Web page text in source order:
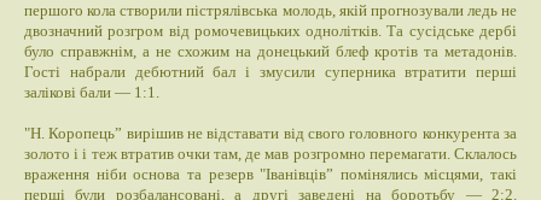
першого кола створили пістрялівська молодь, якій прогнозували ледь не
двозначний розгром від ромочевицьких однолітків. Та сусідське дербі
було справжнім, а не схожим на донецький блеф кротів та метадонів.
Гості набрали дебютний бал і змусили суперника втратити перші
залікові бали — 1:1.
"Н. Коропець” вирішив не відставати від свого головного конкурента за
золото і і теж втратив очки там, де мав розгромно перемагати. Склалось
враження ніби основа та резерв "Іванівців” помінялись місцями, такі
перші були розбалансовані, а другі заведені на боротьбу — 2:2.